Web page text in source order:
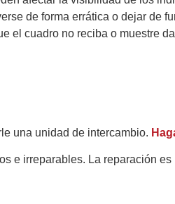
de forma errática o dejar de
el cuadro no reciba o muestre
una unidad de intercambio.
e irreparables. La reparación